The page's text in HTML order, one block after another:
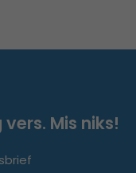
Mis niks!